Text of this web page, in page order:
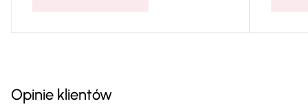
Opinie klientów